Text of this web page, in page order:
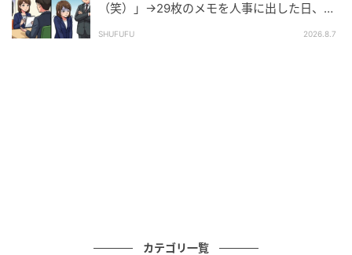
（笑）」→29枚のメモを人事に出した日、部
SHUFUFU 2026.8.7
カテゴリ一覧